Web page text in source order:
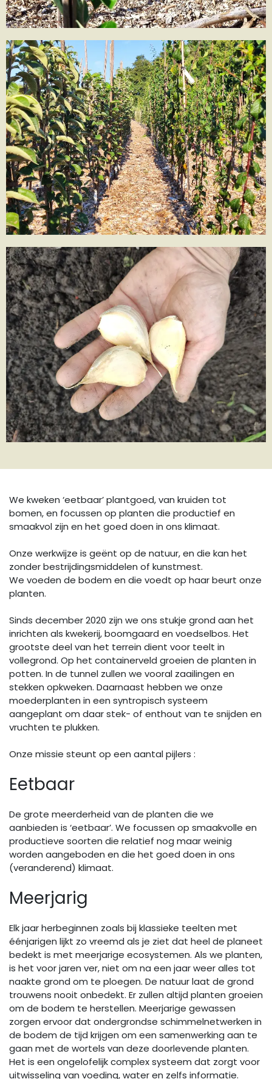
We kweken ‘eetbaar’ plantgoed, van kruiden tot
bomen, en focussen op planten die productief en
smaakvol zijn en het goed doen in ons klimaat.
Onze werkwijze is geënt op de natuur, en die kan het
zonder bestrijdingsmiddelen of kunstmest.
We voeden de bodem en die voedt op haar beurt onze
planten.
Sinds december 2020 zijn we ons stukje grond aan het
inrichten als kwekerij, boomgaard en voedselbos. Het
grootste deel van het terrein dient voor teelt in
vollegrond. Op het containerveld groeien de planten in
potten. In de tunnel zullen we vooral zaailingen en
stekken opkweken. Daarnaast hebben we onze
moederplanten in een syntropisch systeem
aangeplant om daar stek- of enthout van te snijden en
vruchten te plukken.
Onze missie steunt op een aantal pijlers :
Eetbaar
De grote meerderheid van de planten die we
aanbieden is ‘eetbaar’. We focussen op smaakvolle en
productieve soorten die relatief nog maar weinig
worden aangeboden en die het goed doen in ons
(veranderend) klimaat.
Meerjarig
Elk jaar herbeginnen zoals bij klassieke teelten met
éénjarigen lijkt zo vreemd als je ziet dat heel de planeet
bedekt is met meerjarige ecosystemen. Als we planten,
is het voor jaren ver, niet om na een jaar weer alles tot
naakte grond om te ploegen. De natuur laat de grond
trouwens nooit onbedekt. Er zullen altijd planten groeien
om de bodem te herstellen. Meerjarige gewassen
zorgen ervoor dat ondergrondse schimmelnetwerken in
de bodem de tijd krijgen om een samenwerking aan te
gaan met de wortels van deze doorlevende planten.
Het is een ongelofelijk complex systeem dat zorgt voor
uitwisseling van voeding, water en zelfs informatie.